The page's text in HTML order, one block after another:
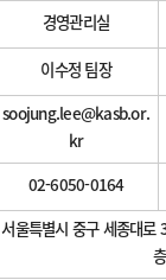
경영관리실
이수정 팀장
soojung.lee@kasb.or.
kr
02-6050-0164
서울특별시 중구 세종대로
층